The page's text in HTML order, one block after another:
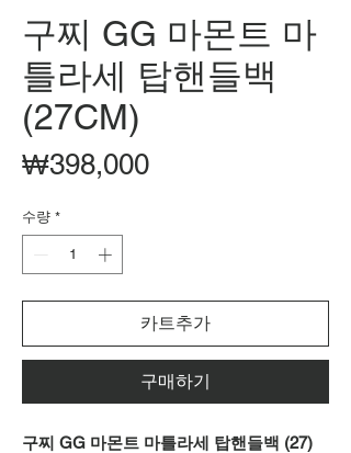
구찌 GG 마몬트 마
틀라세 탑핸들백
(27CM)
₩398,000가
수량 *
카트추가
구매하기
구찌 GG 마몬트 마틀라세 탑핸들백 (27)